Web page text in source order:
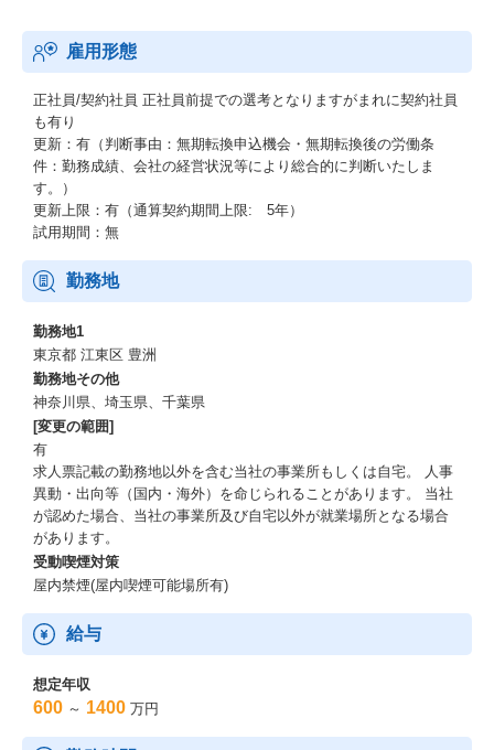
雇用形態
正社員/契約社員 正社員前提での選考となりますがまれに契約社員
も有り
更新：有（判断事由：無期転換申込機会・無期転換後の労働条
件：勤務成績、会社の経営状況等により総合的に判断いたしま
す。）
更新上限：有（通算契約期間上限: 5年）
試用期間：無
勤務地
勤務地1
東京都 江東区 豊洲
勤務地その他
神奈川県、埼玉県、千葉県
[変更の範囲]
有
求人票記載の勤務地以外を含む当社の事業所もしくは自宅。 人事
異動・出向等（国内・海外）を命じられることがあります。 当社
が認めた場合、当社の事業所及び自宅以外が就業場所となる場合
があります。
受動喫煙対策
屋内禁煙(屋内喫煙可能場所有)
給与
想定年収
600 ～ 1400 万円